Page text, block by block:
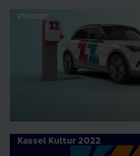
zwocar
Kassel Kultur 2022